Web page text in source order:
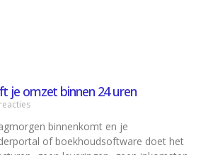
je omzet binnen 24 uren
binnenkomt en je
of boekhoudsoftware doet het